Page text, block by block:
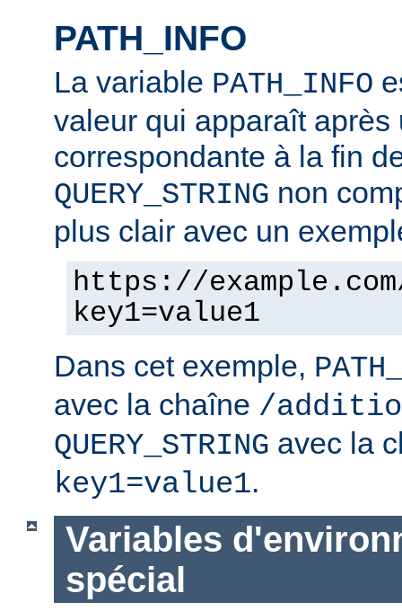
PATH_INFO
La variable PATH_INFO
valeur qui apparaît après
correspondante à la fin
QUERY_STRING non
plus clair avec un
https://
key1=value1
Dans cet exemple,
avec la chaîne /
QUERY_STRING avec la
key1=value1.
Variables
spécial